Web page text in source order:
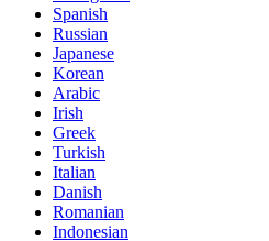
Spanish
Russian
Japanese
Korean
Arabic
Irish
Greek
Turkish
Italian
Danish
Romanian
Indonesian